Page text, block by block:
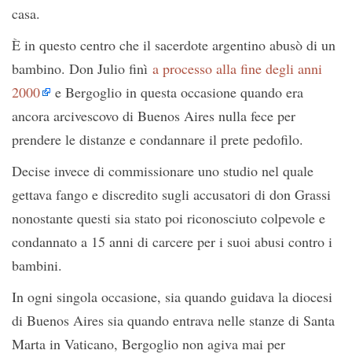
casa.
È in questo centro che il sacerdote argentino abusò di un
bambino. Don Julio finì a processo alla fine degli anni
2000
e Bergoglio in questa occasione quando era
ancora arcivescovo di Buenos Aires nulla fece per
prendere le distanze e condannare il prete pedofilo.
Decise invece di commissionare uno studio nel quale
gettava fango e discredito sugli accusatori di don Grassi
nonostante questi sia stato poi riconosciuto colpevole e
condannato a 15 anni di carcere per i suoi abusi contro i
bambini.
In ogni singola occasione, sia quando guidava la diocesi
di Buenos Aires sia quando entrava nelle stanze di Santa
Marta in Vaticano, Bergoglio non agiva mai per